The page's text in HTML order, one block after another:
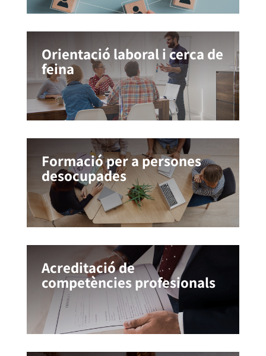
Orientació laboral i cerca de
feina
Formació per a persones
desocupades
Acreditació de
competències profesionals